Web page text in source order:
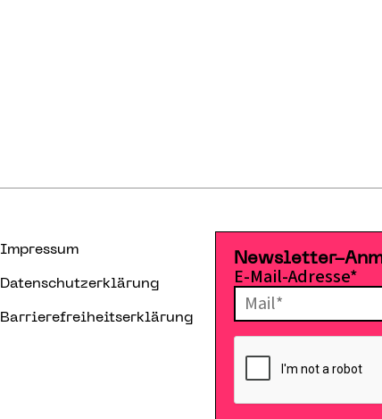
Impressum
Datenschutzerklärung
Barrierefreiheitserklärung
Newsletter-
E-Mail-Adresse*